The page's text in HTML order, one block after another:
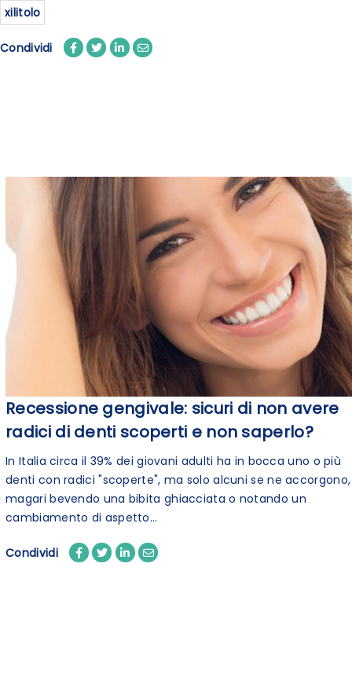
xilitolo
Condividi
Recessione gengivale: sicuri di non avere
radici di denti scoperti e non saperlo?
In Italia circa il 39% dei giovani adulti ha in bocca uno o più
denti con radici "scoperte", ma solo alcuni se ne accorgono,
magari bevendo una bibita ghiacciata o notando un
cambiamento di aspetto...
Condividi